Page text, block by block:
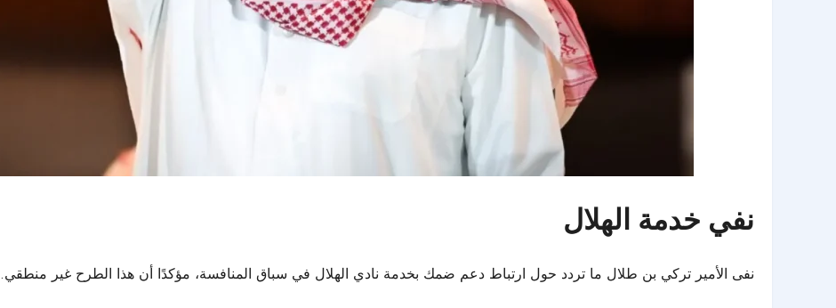
نفي خدمة الهلال
نفى الأمير تركي بن طلال ما تردد حول ارتباط دعم ضمك بخدمة نادي الهلال في سباق المنافسة، مؤكدًا أن هذا الطرح غير منطقي.